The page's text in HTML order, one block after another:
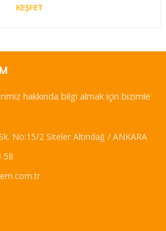
KEŞFET
hakkında bilgi almak için bizimle
No:15/2 Siteler Altındağ / ANKARA
58